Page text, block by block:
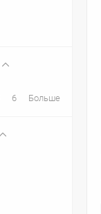
6 Больше